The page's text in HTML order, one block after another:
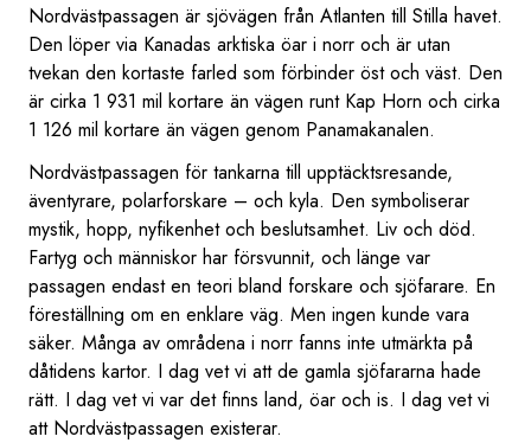
Nordvästpassagen är sjövägen från Atlanten till Stilla havet.
Den löper via Kanadas arktiska öar i norr och är utan
tvekan den kortaste farled som förbinder öst och väst. Den
är cirka 1 931 mil kortare än vägen runt Kap Horn och cirka
1 126 mil kortare än vägen genom Panamakanalen.
Nordvästpassagen för tankarna till upptäcktsresande,
äventyrare, polarforskare – och kyla. Den symboliserar
mystik, hopp, nyfikenhet och beslutsamhet. Liv och död.
Fartyg och människor har försvunnit, och länge var
passagen endast en teori bland forskare och sjöfarare. En
föreställning om en enklare väg. Men ingen kunde vara
säker. Många av områdena i norr fanns inte utmärkta på
dåtidens kartor. I dag vet vi att de gamla sjöfararna hade
rätt. I dag vet vi var det finns land, öar och is. I dag vet vi
att Nordvästpassagen existerar.